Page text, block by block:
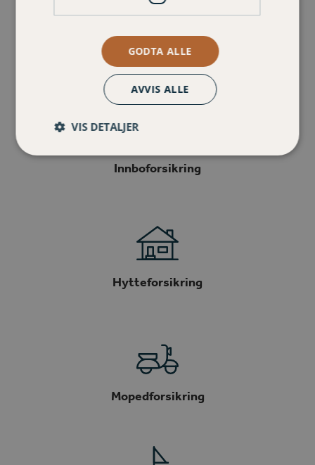
Husforsikring
Innboforsikring
Hytteforsikring
Mopedforsikring
GODTA ALLE
AVVIS ALLE
VIS DETALJER